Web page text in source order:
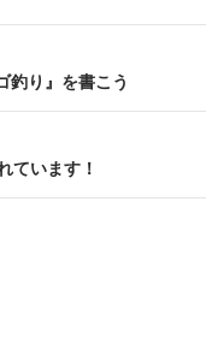
釣り』を書こう
ています！